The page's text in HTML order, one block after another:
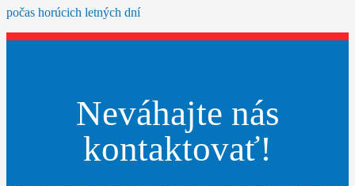
počas horúcich letných dní
Neváhajte nás
kontaktovať!